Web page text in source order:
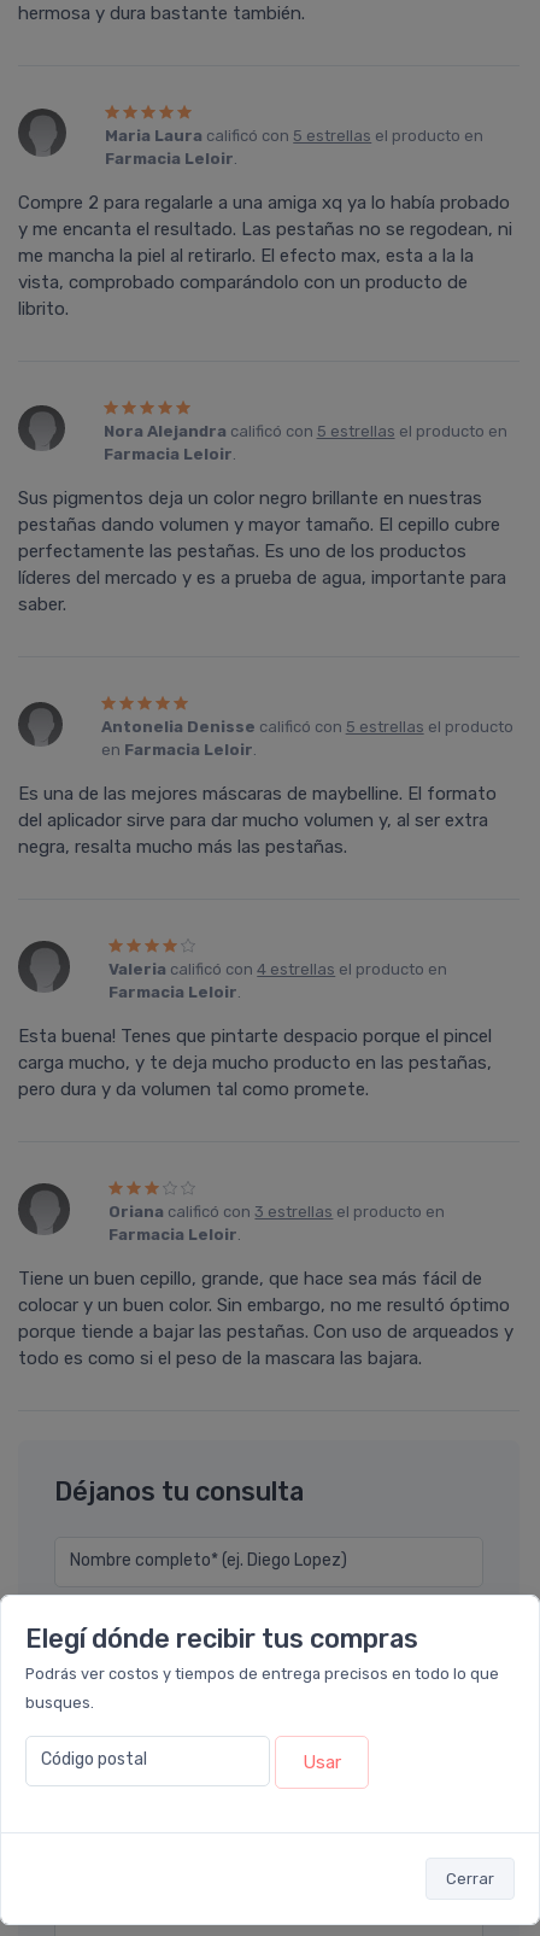
Elegí dónde recibir tus compras
Podrás ver costos y tiempos de entrega precisos en todo lo que
busques.
Código postal Usar
Cerrar
hermosa y dura bastante también.
Maria Laura calificó con 5 estrellas el producto en
Farmacia Leloir.
Compre 2 para regalarle a una amiga xq ya lo habí­a probado
y me encanta el resultado. Las pestañas no se regodean, ni
me mancha la piel al retirarlo. El efecto max, esta a la la
vista, comprobado comparándolo con un producto de
librito.
Nora Alejandra calificó con 5 estrellas el producto en
Farmacia Leloir.
Sus pigmentos deja un color negro brillante en nuestras
pestañas dando volumen y mayor tamaño. El cepillo cubre
perfectamente las pestañas. Es uno de los productos
líderes del mercado y es a prueba de agua, importante para
saber.
Antonelia Denisse calificó con 5 estrellas el producto
en Farmacia Leloir.
Es una de las mejores máscaras de maybelline. El formato
del aplicador sirve para dar mucho volumen y, al ser extra
negra, resalta mucho más las pestañas.
Valeria calificó con4 estrellas el producto en
Farmacia Leloir.
Esta buena! Tenes que pintarte despacio porque el pincel
carga mucho, y te deja mucho producto en las pestañas,
pero dura y da volumen tal como promete.
Oriana calificó con 3 estrellas el producto en
Farmacia Leloir.
Tiene un buen cepillo, grande, que hace sea más fácil de
colocar y un buen color. Sin embargo, no me resultó óptimo
porque tiende a bajar las pestañas. Con uso de arqueados y
todo es como si el peso de la mascara las bajara.
Déjanos tu consulta
Nombre completo* (ej. Diego Lopez)
Email* (ej. diego.lopez@email.com)
Teléfono
Ubicación
Por favor describa en detalle su solicitud